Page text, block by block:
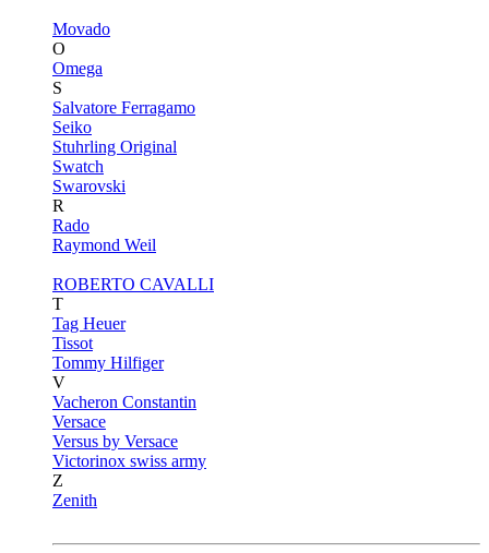
Movado
O
Omega
S
Salvatore Ferragamo
Seiko
Stuhrling Original
Swatch
Swarovski
R
Rado
Raymond Weil
ROBERTO CAVALLI
T
Tag Heuer
Tissot
Tommy Hilfiger
V
Vacheron Constantin
Versace
Versus by Versace
Victorinox swiss army
Z
Zenith